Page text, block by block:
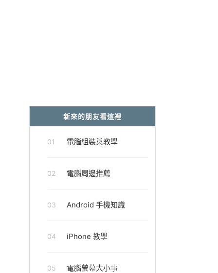
新來的朋友看這裡
01 電腦組裝與教學
02 電腦周邊推薦
03 Android 手機知識
04 iPhone 教學
05 電腦螢幕大小事